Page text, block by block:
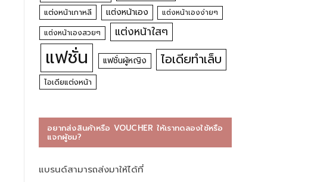
แต่งหน้าเกาหลี
แต่งหน้าเอง
แต่งหน้าเองง่ายๆ
แต่งหน้าเองสวยๆ
แต่งหน้าใสๆ
แฟชั่น แฟชั่นผู้หญิง ไอเดียทำเล็บ
ไอเดียแต่งหน้า
อยากส่งสินค้าหรือ VOUCHER ให้เราทดลองใช้หรือ
แจกผู้ชม?
แบรนด์สามารถส่งมาให้ได้ที่